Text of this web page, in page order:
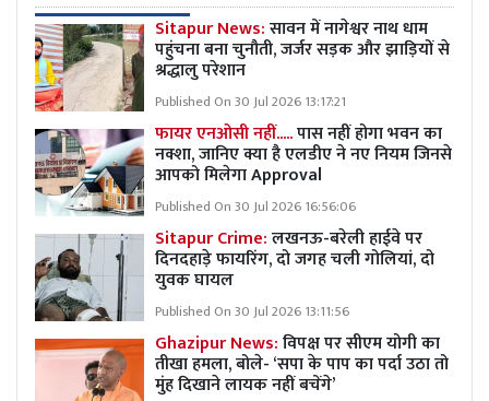
Sitapur News:सावन में नागेश्वर नाथ धाम
पहुंचना बना चुनौती, जर्जर सड़क और झाड़ियों से
श्रद्धालु परेशान
Published On 30 Jul 2026 13:17:21
फायर एनओसी नहीं.....पास नहीं होगा भवन का
नक्शा, जानिए क्या है एलडीए ने नए नियम जिनसे
आपको मिलेगा Approval
Published On 30 Jul 2026 16:56:06
Sitapur Crime:लखनऊ-बरेली हाईवे पर
दिनदहाड़े फायरिंग, दो जगह चली गोलियां, दो
युवक घायल
Published On 30 Jul 2026 13:11:56
Ghazipur News:विपक्ष पर सीएम योगी का
तीखा हमला, बोले- ‘सपा के पाप का पर्दा उठा तो
मुंह दिखाने लायक नहीं बचेंगे’